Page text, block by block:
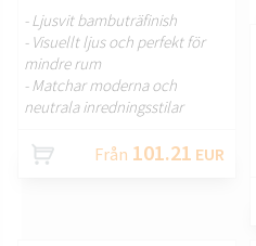
- Ljusvit bambuträfinish
- Visuellt ljus och perfekt för
mindre rum
- Matchar moderna och
neutrala inredningsstilar
Från 101.21 EUR